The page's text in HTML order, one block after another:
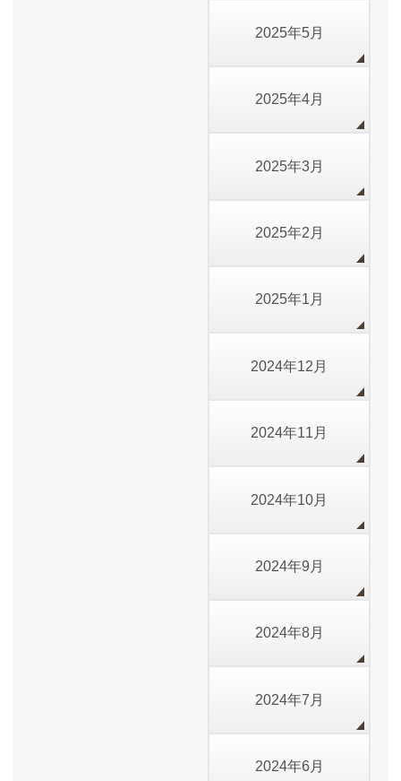
2025年5月
2025年4月
2025年3月
2025年2月
2025年1月
2024年12月
2024年11月
2024年10月
2024年9月
2024年8月
2024年7月
2024年6月